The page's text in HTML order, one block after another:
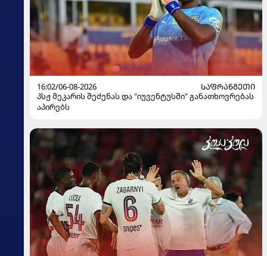
16:02/06-08-2026
ᲡᲐᲤᲠᲐᲜᲒᲔᲗᲘ
პსჟ მეკარის შეძენას და "იუვენტუსში" განათხოვრებას
აპირებს